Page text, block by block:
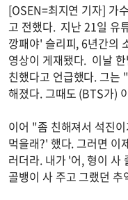
[OSEN=최지연 기자] 가
고 전했다. 지난 21일 유
깡패야' 슬리피, 6년간의
영상이 게재됐다. 이날
친했다고 언급했다. 그는
해졌다. 그때도 (BTS가)
이어 "좀 친해져서 석진
먹을래?' 했다. 그러면 이
러더라. 내가 '어, 형이 사
골뱅이 사 주고 그랬던